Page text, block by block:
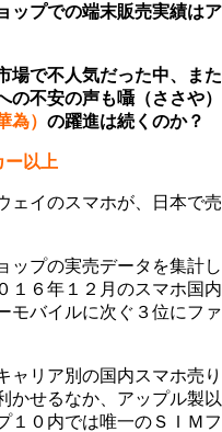
ップでの端末販売実績はア
場で不人気だった中、また
不安の声も囁（ささや）
為） の躍進は続くのか？
ー以上
ェイのスマホが、日本で売
ップの実売データを集計し
１６年１２月のスマホ国内
モバイルに次ぐ３位にファ
ャリア別の国内スマホ売り
かせるなか、アップル製以
１０内では唯一のＳＩＭフ